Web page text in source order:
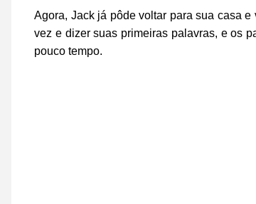
Agora, Jack já pôde voltar para sua casa
vez e dizer suas primeiras palavras, e os
pouco tempo.